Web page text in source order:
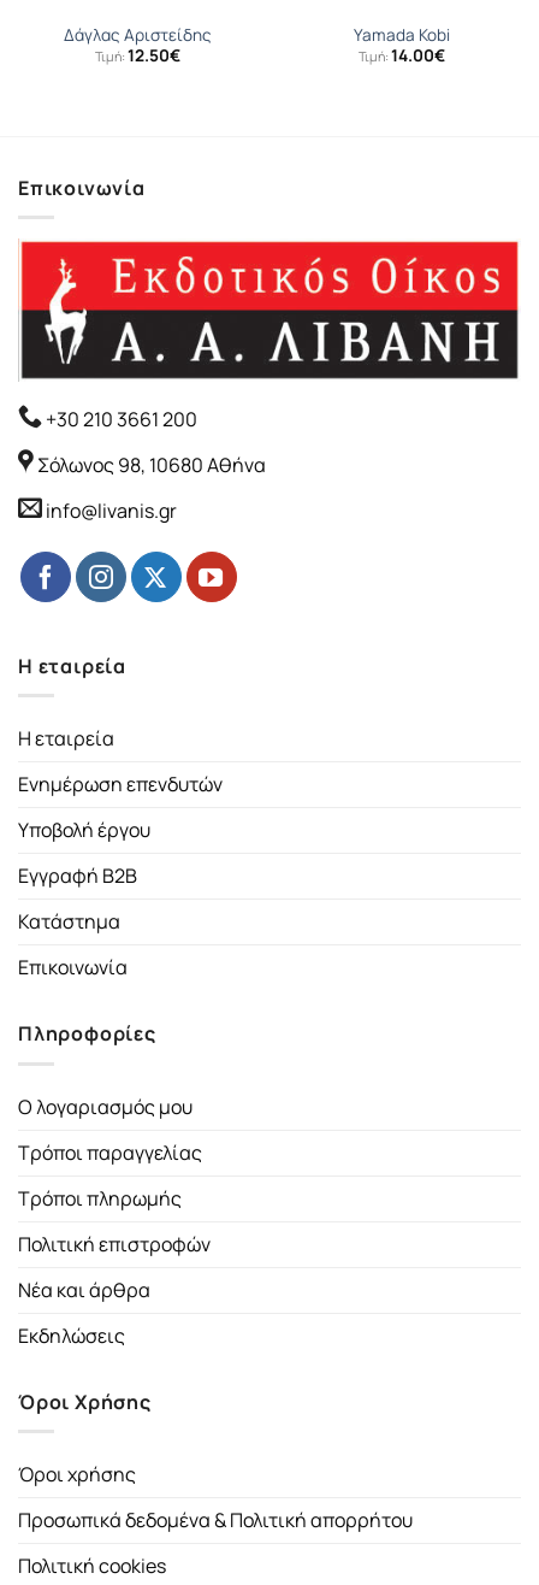
Δάγλας Αριστείδης
Τιμή: 12.50€
Yamada Kobi
Τιμή: 14.00€
Επικοινωνία
+30 210 3661 200
Σόλωνος 98, 10680 Αθήνα
info@livanis.gr
Η εταιρεία
Η εταιρεία
Ενημέρωση επενδυτών
Υποβολή έργου
Εγγραφή B2B
Κατάστημα
Επικοινωνία
Πληροφορίες
Ο λογαριασμός μου
Τρόποι παραγγελίας
Τρόποι πληρωμής
Πολιτική επιστροφών
Νέα και άρθρα
Εκδηλώσεις
Όροι Χρήσης
Όροι χρήσης
Προσωπικά δεδομένα & Πολιτική απορρήτου
Πολιτική cookies